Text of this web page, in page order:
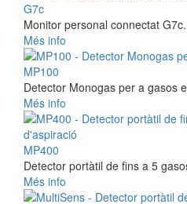
G7c
Monitor personal connectat G7c.
Més info
MP100
Detector Monogas per a gasos
Més info
MP400
Detector portàtil de fins a 5
Més info